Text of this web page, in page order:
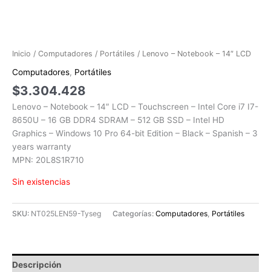
Inicio / Computadores / Portátiles / Lenovo – Notebook – 14″ LCD
Computadores, Portátiles
$3.304.428
Lenovo – Notebook – 14″ LCD – Touchscreen – Intel Core i7 I7-
8650U – 16 GB DDR4 SDRAM – 512 GB SSD – Intel HD
Graphics – Windows 10 Pro 64-bit Edition – Black – Spanish – 3
years warranty
MPN: 20L8S1R710
Sin existencias
SKU: NT025LEN59-Tyseg Categorías: Computadores, Portátiles
Descripción